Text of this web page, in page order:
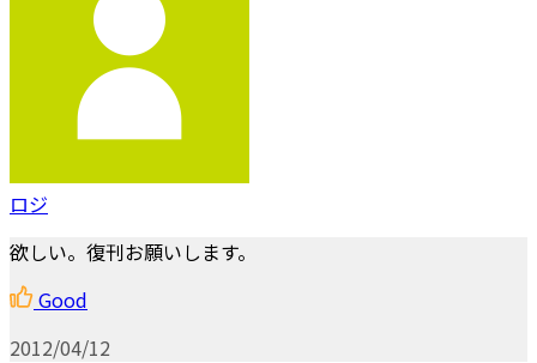
ロジ
欲しい。復刊お願いします。
Good
2012/04/12